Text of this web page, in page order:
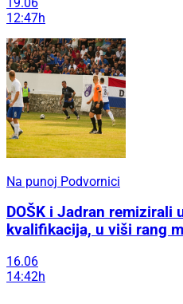
12:47h
Na punoj Podvornici
DOŠK i Jadran
kvalifikacija, u viši rang
16.06
14:42h